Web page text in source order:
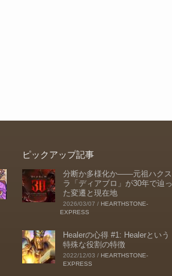
ピックアップ記事
分断か多様化か――元祖ハクス
ラ「ディアブロ」が30年で辿っ
た変遷と現在地
2026/03/07 / HEARTHSTONE-
EXPRESS
Healerの心得 #1: Healerという
特殊な役割の特徴
2022/12/03 / HEARTHSTONE-
EXPRESS